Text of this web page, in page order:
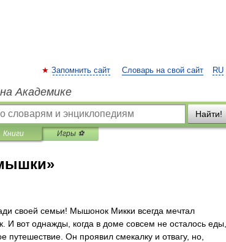
RU
Запомнить сайт Словарь на свой сайт
Академике
Найти!
Книги Игры ⚽
своей семьи! Мышонок Микки всегда мечтал
И вот однажды, когда в доме совсем не осталось еды,
путешествие. Он проявил смекалку и отвагу, но,